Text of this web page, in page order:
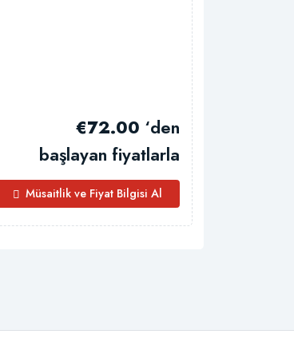
€72.00 ‘den
başlayan fiyatlarla
Müsaitlik ve Fiyat Bilgisi Al